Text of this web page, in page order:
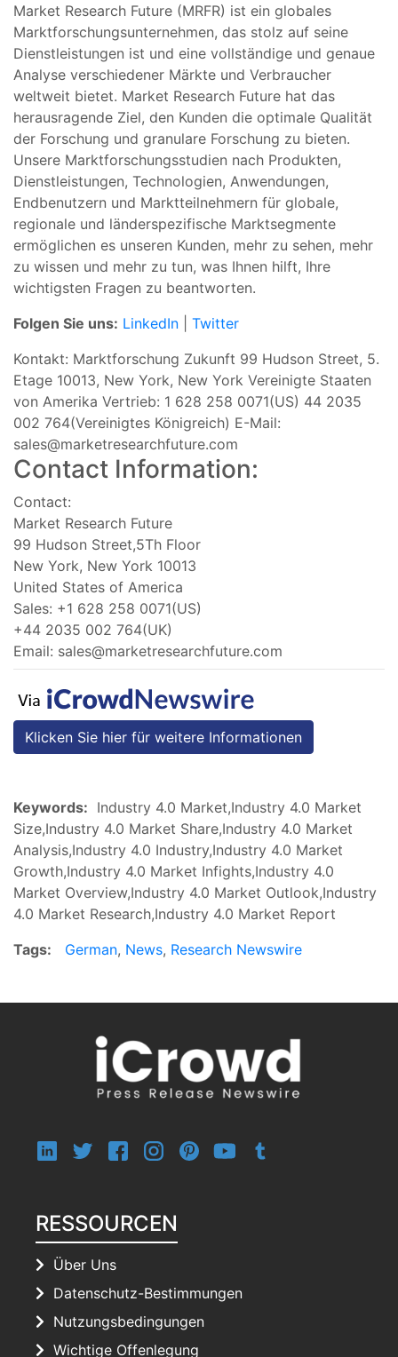
Market Research Future (MRFR) ist ein globales
Marktforschungsunternehmen, das stolz auf seine
Dienstleistungen ist und eine vollständige und genaue
Analyse verschiedener Märkte und Verbraucher
weltweit bietet. Market Research Future hat das
herausragende Ziel, den Kunden die optimale Qualität
der Forschung und granulare Forschung zu bieten.
Unsere Marktforschungsstudien nach Produkten,
Dienstleistungen, Technologien, Anwendungen,
Endbenutzern und Marktteilnehmern für globale,
regionale und länderspezifische Marktsegmente
ermöglichen es unseren Kunden, mehr zu sehen, mehr
zu wissen und mehr zu tun, was Ihnen hilft, Ihre
wichtigsten Fragen zu beantworten.
Folgen Sie uns: LinkedIn
Twitter
Kontakt: Marktforschung Zukunft 99 Hudson Street, 5.
Etage 10013, New York, New York Vereinigte Staaten
von Amerika Vertrieb: 1 628 258 0071(US) 44 2035
002 764(Vereinigtes Königreich) E-Mail:
sales@marketresearchfuture.com
Contact Information:
Contact:
Market Research Future
99 Hudson Street,5Th Floor
New York, New York 10013
United States of America
Sales: +1 628 258 0071(US)
+44 2035 002 764(UK)
Email: sales@marketresearchfuture.com
Klicken Sie hier für weitere Informationen
Keywords: Industry 4.0 Market,Industry 4.0 Market
Size,Industry 4.0 Market Share,Industry 4.0 Market
Analysis,Industry 4.0 Industry,Industry 4.0 Market
Growth,Industry 4.0 Market Infights,Industry 4.0
Market Overview,Industry 4.0 Market Outlook,Industry
4.0 Market Research,Industry 4.0 Market Report
Tags:
German, News, Research Newswire
RESSOURCEN
Über Uns
Datenschutz-Bestimmungen
Nutzungsbedingungen
Wichtige Offenlegung